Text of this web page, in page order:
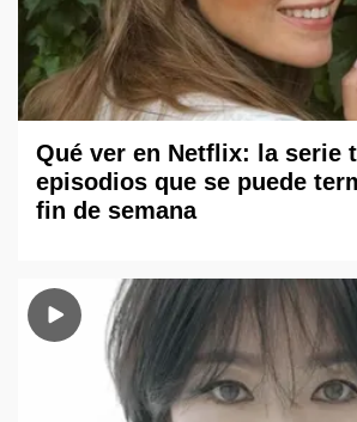
Qué ver en Netflix: la serie
episodios que se puede
fin de semana